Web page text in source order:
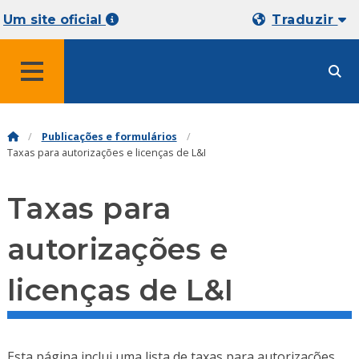
Um site oficial Traduzir
Publicações e formulários
Taxas para autorizações e licenças de L&I
Taxas para
autorizações e
licenças de L&I